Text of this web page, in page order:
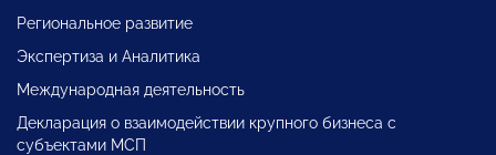
Региональное развитие
Экспертиза и Аналитика
Международная деятельность
Декларация о взаимодействии крупного бизнеса с
субъектами МСП